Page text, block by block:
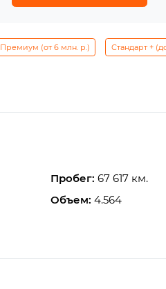
Премиум (от 6 млн. р.) Стандарт +
Пробег: 67 617 км.
Объем: 4.564